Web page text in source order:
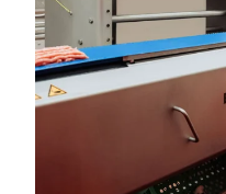
Mesto *
Štáť *